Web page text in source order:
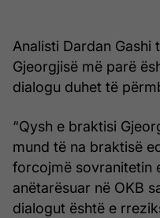
Analisti Dardan Gashi
Gjeorgjisë më parë
dialogu duhet të
“Qysh e braktisi
mund të na braktisë
forcojmë sovranitetin
anëtarësuar në OKB
dialogut është e